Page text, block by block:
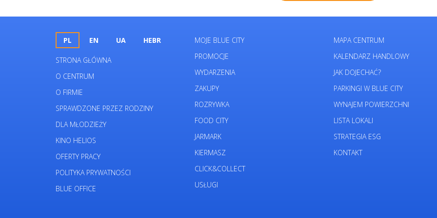
PL EN UA HEBR
STRONA GŁÓWNA
O CENTRUM
O FIRMIE
SPRAWDZONE PRZEZ RODZINY
DLA MŁODZIEŻY
KINO HELIOS
OFERTY PRACY
POLITYKA PRYWATNOŚCI
BLUE OFFICE
MOJE BLUE CITY
PROMOCJE
WYDARZENIA
ZAKUPY
ROZRYWKA
FOOD CITY
JARMARK
KIERMASZ
CLICK&COLLECT
USŁUGI
MAPA CENTRUM
KALENDARZ HANDLOWY
JAK DOJECHAĆ?
PARKINGI W BLUE CITY
WYNAJEM POWIERZCHNI
LISTA LOKALI
STRATEGIA ESG
KONTAKT